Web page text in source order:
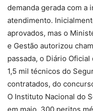
demanda gerada com a
atendimento.
aprovados, mas o
e Gestão autorizou
passada, o Diário
1,5 mil técnicos do
contratados, do
O Instituto Nacional do